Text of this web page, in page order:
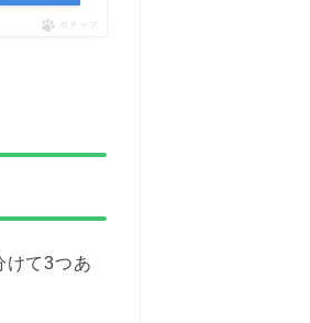
ポチップ
けて3つあ